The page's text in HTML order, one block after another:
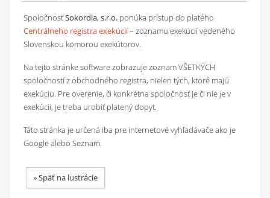
SpoločnosťSokordia, s.r.o. ponúka prístup do platého
Centrálneho registra exekúcií– zoznamu exekúcií vedeného
Slovenskou komorou exekútorov.
Na tejto stránke software zobrazuje zoznam VŠETKÝCH
spoločností z obchodného registra, nielen tých, ktoré majú
exekúciu. Pre overenie, či konkrétna spoločnosť je či nie je v
exekúcii, je treba urobiť platený dopyt.
Táto stránka je určená iba pre internetové vyhľadávače ako je
Google alebo Seznam.
»Späť na lustrácie